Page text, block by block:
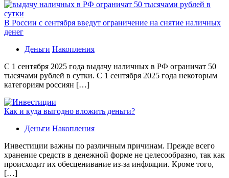
В России с сентября введут ограничение на снятие наличных
денег
Деньги Накопления
С 1 сентября 2025 года выдачу наличных в РФ ограничат 50
тысячами рублей в сутки. С 1 сентября 2025 года некоторым
категориям россиян […]
Как и куда выгодно вложить деньги?
Деньги Накопления
Инвестиции важны по различным причинам. Прежде всего
хранение средств в денежной форме не целесообразно, так как
происходит их обесценивание из-за инфляции. Кроме того,
[…]